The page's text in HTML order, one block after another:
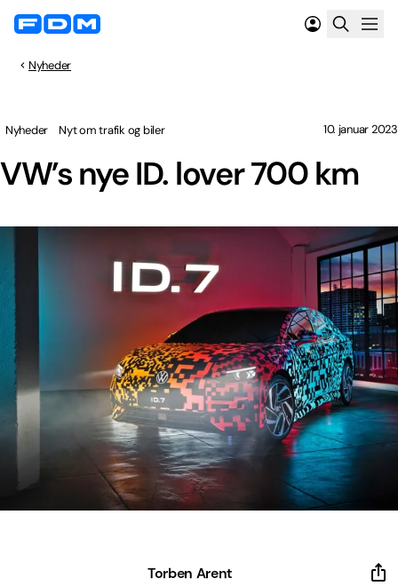
Nyheder
VW’s nye ID. lover 700 km
Nyheder Nyt om trafik og biler 10. januar 2023
Torben Arent